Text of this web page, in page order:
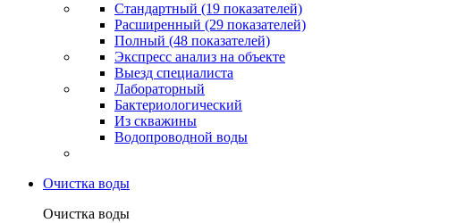
Стандартный (19 показателей)
Расширенный (29 показателей)
Полный (48 показателей)
Экспресс анализ на объекте
Выезд специалиста
Лабораторный
Бактериологический
Из скважины
Водопроводной воды
Очистка воды
Очистка воды